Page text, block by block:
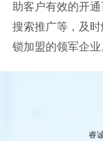
助客户有效的开
搜索推广等，及
锁加盟的领军企业
睿